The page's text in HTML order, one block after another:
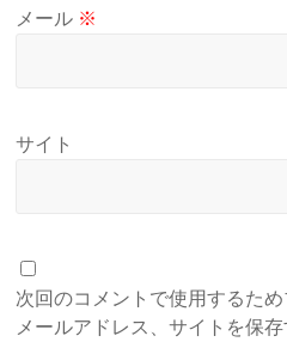
メール ※
サイト
次回のコメントで使用するた
メールアドレス、サイトを保存